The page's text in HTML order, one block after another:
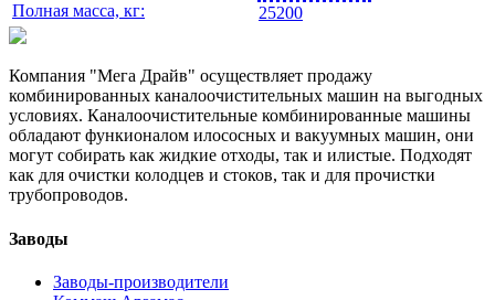
Полная масса, кг:
25200
Компания "Мега Драйв" осуществляет продажу
комбинированных каналоочистительных машин на выгодных
условиях. Каналоочистительные комбинированные машины
обладают функионалом илососных и вакуумных машин, они
могут собирать как жидкие отходы, так и илистые. Подходят
как для очистки колодцев и стоков, так и для прочистки
трубопроводов.
Заводы
Заводы-производители